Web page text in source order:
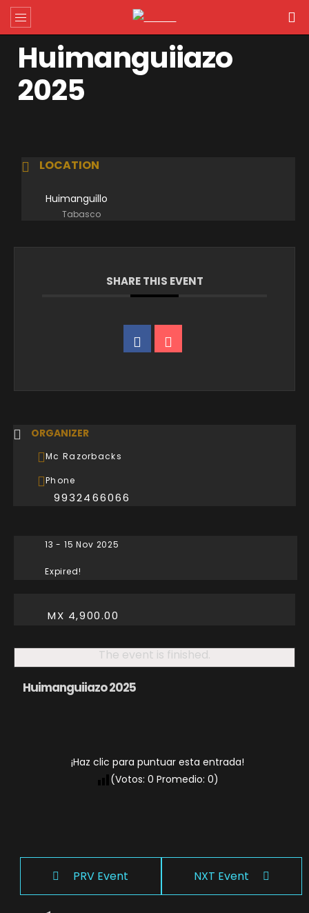
Huimanguiiazo
2025
LOCATION
Huimanguillo
Tabasco
SHARE THIS EVENT
ORGANIZER
Mc Razorbacks
Phone
9932466066
13 - 15 Nov 2025
Expired!
MX 4,900.00
The event is finished.
Huimanguiiazo 2025
¡Haz clic para puntuar esta entrada!
(Votos: 0 Promedio: 0)
PRV Event NXT Event